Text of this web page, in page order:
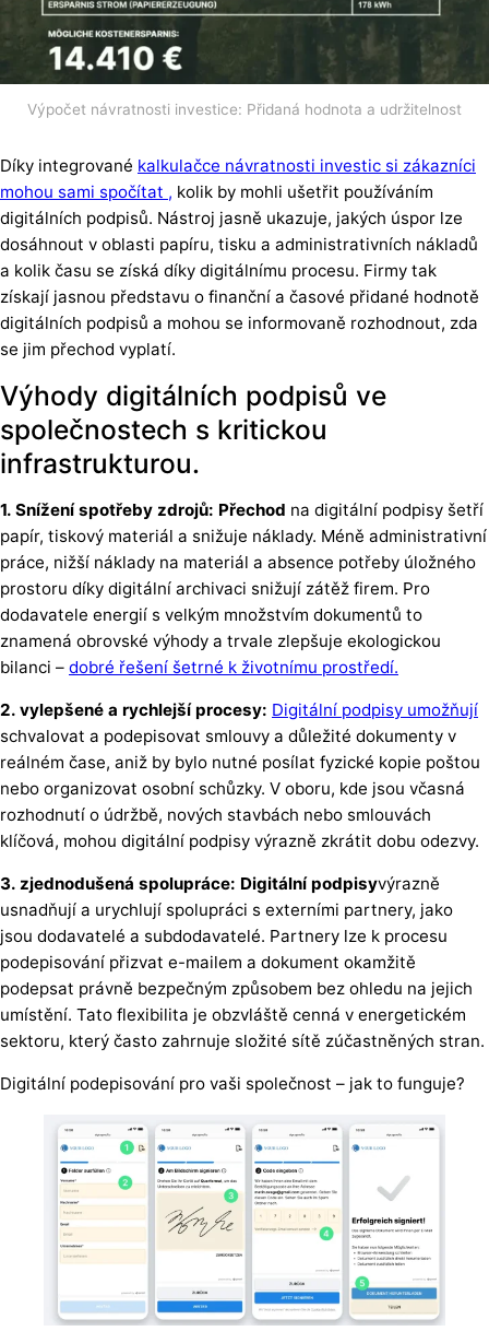
Výpočet návratnosti investice: Přidaná hodnota a udržitelnost
Díky integrované kalkulačce návratnosti investic si zákazníci
mohou sami spočítat , kolik by mohli ušetřit používáním
digitálních podpisů. Nástroj jasně ukazuje, jakých úspor lze
dosáhnout v oblasti papíru, tisku a administrativních nákladů
a kolik času se získá díky digitálnímu procesu. Firmy tak
získají jasnou představu o finanční a časové přidané hodnotě
digitálních podpisů a mohou se informovaně rozhodnout, zda
se jim přechod vyplatí.
Výhody digitálních podpisů ve
společnostech s kritickou
infrastrukturou.
1. Snížení spotřeby zdrojů: Přechod na digitální podpisy šetří
papír, tiskový materiál a snižuje náklady. Méně administrativní
práce, nižší náklady na materiál a absence potřeby úložného
prostoru díky digitální archivaci snižují zátěž firem. Pro
dodavatele energií s velkým množstvím dokumentů to
znamená obrovské výhody a trvale zlepšuje ekologickou
bilanci – dobré řešení šetrné k životnímu prostředí.
2. vylepšené a rychlejší procesy: Digitální podpisy umožňují
schvalovat a podepisovat smlouvy a důležité dokumenty v
reálném čase, aniž by bylo nutné posílat fyzické kopie poštou
nebo organizovat osobní schůzky. V oboru, kde jsou včasná
rozhodnutí o údržbě, nových stavbách nebo smlouvách
klíčová, mohou digitální podpisy výrazně zkrátit dobu odezvy.
3. zjednodušená spolupráce: Digitální podpisyvýrazně
usnadňují a urychlují spolupráci s externími partnery, jako
jsou dodavatelé a subdodavatelé. Partnery lze k procesu
podepisování přizvat e-mailem a dokument okamžitě
podepsat právně bezpečným způsobem bez ohledu na jejich
umístění. Tato flexibilita je obzvláště cenná v energetickém
sektoru, který často zahrnuje složité sítě zúčastněných stran.
Digitální podepisování pro vaši společnost – jak to funguje?